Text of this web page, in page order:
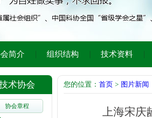
简介 组织结构 技术资料
术协会
协会章程
您的位置： 首页 > 图片新闻
上海宋庆